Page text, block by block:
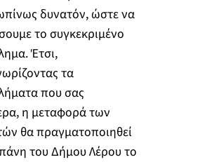
δυνατόν, ώστε να
το συγκεκριμένο
Έτσι,
τα
που σας
η μεταφορά των
θα πραγματοποιηθεί
του Δήμου Λέρου το